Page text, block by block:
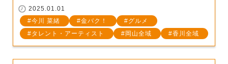
2025.01.01
今川 菜緒
金バク！
グルメ
タレント・アーティスト
岡山全域 香川全域